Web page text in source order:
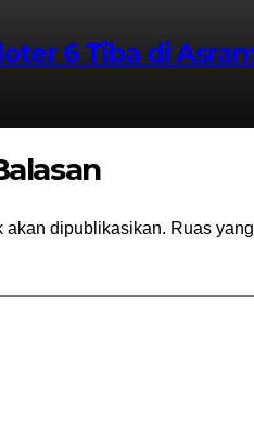
6 Tiba di
akan dipublikasikan. Ruas